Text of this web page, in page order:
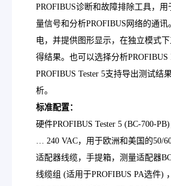
PROFIBUS诊断和故障排除工具，用
量信号和分析PROFIBUS网络的通
电，并提供图形显示，在独立模式
得结果。也可以选择分析PROFIBUS
PROFIBUS Tester 5支持导出测试结
析。
标准配置：
硬件PROFIBUS Tester 5 (BC-700-
… 240 VAC，用于欧洲和美国的50/
适配器线缆，手提箱，测量适配器
线缆组 (适用于PROFIBUS PA选件)